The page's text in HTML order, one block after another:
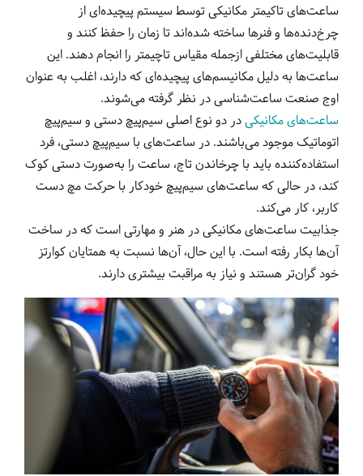
ساعت‌های تاکیمتر مکانیکی توسط سیستم پیچیده‌ای از
چرخ‌دنده‌ها و فنرها ساخته شده‌اند تا زمان را حفظ کنند و
قابلیت‌های مختلفی ازجمله مقیاس تاچیمتر را انجام دهند. این
ساعت‌ها به دلیل مکانیسم‌های پیچیده‌ای که دارند، اغلب به عنوان
اوج صنعت ساعت‌شناسی در نظر گرفته می‌شوند.
ساعت‌های مکانیکیدر دو نوع اصلی سیم‌پیچ دستی و سیم‌پیچ
اتوماتیک موجود می‌باشند. در ساعت‌های با سیم‌پیچ دستی، فرد
استفاده‌کننده باید با چرخاندن تاج، ساعت را به‌صورت دستی کوک
کند، در حالی که ساعت‌های سیم‌پیچ خودکار با حرکت مچ دست
کاربر، کار می‌کند.
جذابیت ساعت‌های مکانیکی در هنر و مهارتی است که در ساخت
آن‌ها بکار رفته است. با این حال، آن‌ها نسبت به همتایان کوارتز
خود گران‌تر هستند و نیاز به مراقبت بیشتری دارند.